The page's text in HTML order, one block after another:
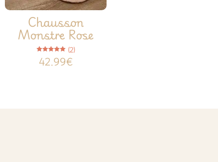
Chausson
Monstre Rose
Note
5.00
sur 5
(2)
42.99€